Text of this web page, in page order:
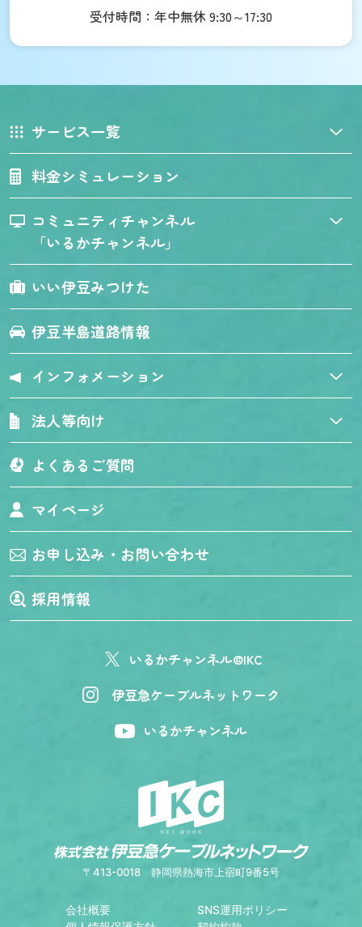
受付時間：年中無休 9:30～17:30
サービス一覧
料金シミュレーション
コミュニティチャンネル
「いるかチャンネル」
いい伊豆みつけた
伊豆半島道路情報
インフォメーション
法人等向け
よくあるご質問
マイページ
お申し込み・お問い合わせ
採用情報
いるかチャンネル@IKC
伊豆急ケーブルネットワーク
いるかチャンネル
〒413-0018 静岡県熱海市上宿町9番5号
会社概要
SNS運用ポリシー